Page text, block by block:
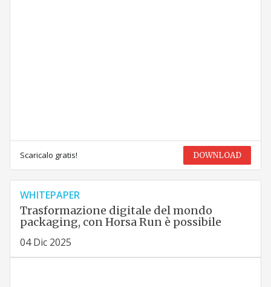
Scaricalo gratis! DOWNLOAD
WHITEPAPER
Trasformazione digitale del mondo
packaging, con Horsa Run è possibile
04 Dic 2025